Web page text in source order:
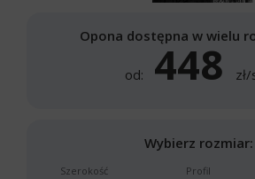
Opona dostępna w wielu
od: 448
Wybierz rozmiar:
Szerokość Profil